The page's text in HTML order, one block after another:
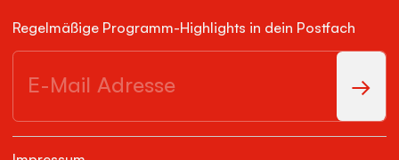
Regelmäßige Programm-Highlights in dein Postfach